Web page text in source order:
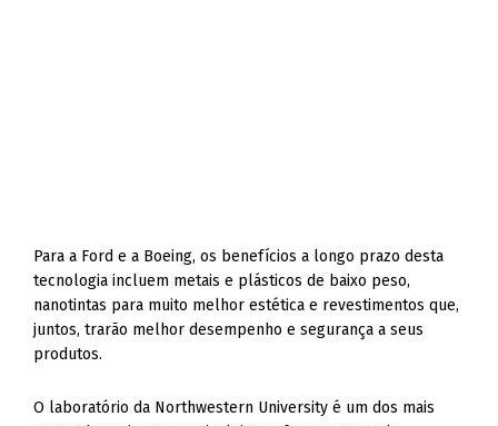
Para a Ford e a Boeing, os benefícios a longo prazo desta
tecnologia incluem metais e plásticos de baixo peso,
nanotintas para muito melhor estética e revestimentos que,
juntos, trarão melhor desempenho e segurança a seus
produtos.
O laboratório da Northwestern University é um dos mais